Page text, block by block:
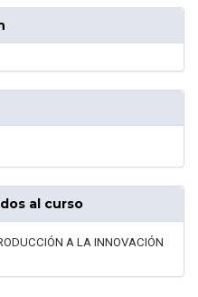
al curso
A LA INNOVACIÓN